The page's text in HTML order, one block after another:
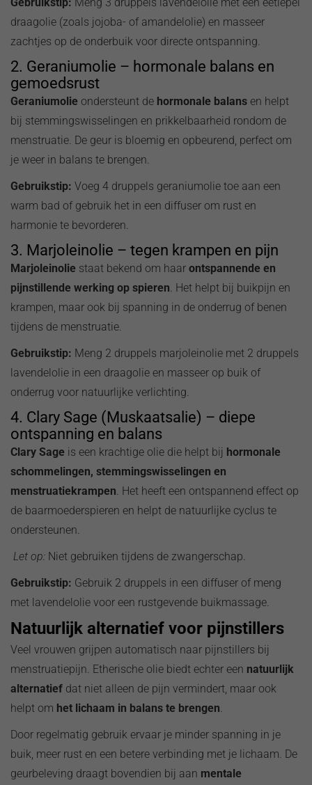
draagolie (zoals jojoba- of amandelolie) en masseer
zachtjes op de onderbuik voor directe ontspanning.
2. Geraniumolie – hormonale balans en
gemoedsrust
Geraniumolie ondersteunt de hormonale balans en helpt
bij stemmingswisselingen en prikkelbaarheid rondom de
menstruatie. De geur is bloemig en opbeurend, perfect om
je weer in balans te brengen.
Gebruikstip: Voeg 4 druppels geraniumolie toe aan een
warm bad of gebruik het in een diffuser om rust en
harmonie te bevorderen.
3. Marjoleinolie – tegen krampen en pijn
Marjoleinolie staat bekend om haar ontspannende en
pijnstillende werking op spieren. Het helpt bij buikpijn en
krampen, maar ook bij spanning in de onderrug of benen
tijdens de menstruatie.
Gebruikstip: Meng 2 druppels marjoleinolie met 2 druppels
lavendelolie in een draagolie en masseer op buik of
onderrug voor natuurlijke verlichting.
4. Clary Sage (Muskaatsalie) – diepe
ontspanning en balans
Clary Sage is een krachtige olie die helpt bij hormonale
schommelingen, stemmingswisselingen en
menstruatiekrampen. Het heeft een ontspannend effect op
de baarmoederspieren en helpt de natuurlijke cyclus te
ondersteunen.
Let op: Niet gebruiken tijdens de zwangerschap.
Gebruikstip: Gebruik 2 druppels in een diffuser of meng
met lavendelolie voor een rustgevende buikmassage.
Natuurlijk alternatief voor pijnstillers
Veel vrouwen grijpen automatisch naar pijnstillers bij
menstruatiepijn. Etherische olie biedt echter een natuurlijk
alternatief dat niet alleen de pijn vermindert, maar ook
helpt om het lichaam in balans te brengen.
Door regelmatig gebruik ervaar je minder spanning in je
buik, meer rust en een betere verbinding met je lichaam. De
geurbeleving draagt bovendien bij aan mentale